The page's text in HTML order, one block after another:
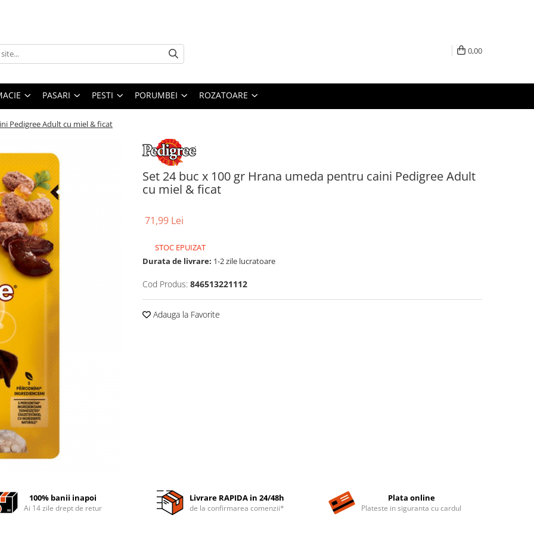
0,00
PASARI PESTI PORUMBEI ROZATOARE
Pedigree Adult cu miel & ficat
Set 24 buc x 100 gr Hrana umeda pentru caini Pedigree Adult
cu miel & ficat
71,99 Lei
STOC EPUIZAT
Durata de livrare: 1-2 zile lucratoare
Cod Produs: 846513221112
Adauga la Favorite
100% banii inapoi
Ai 14 zile drept de retur
Livrare RAPIDA in 24/48h
de la confirmarea comenzii*
Plata online
Plateste in siguranta cu cardul